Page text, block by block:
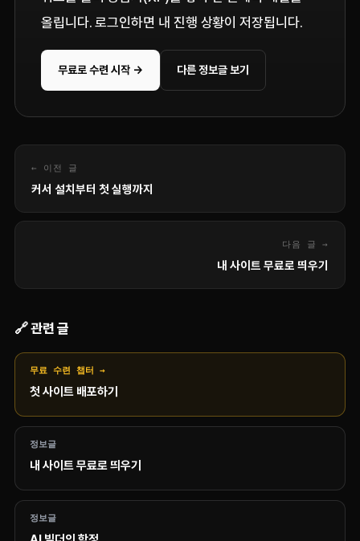
올립니다. 로그인하면 내 진행 상황이 저장됩니다.
무료로 수련 시작 → 다른 정보글 보기
← 이전 글
커서 설치부터 첫 실행까지
다음 글 →
내 사이트 무료로 띄우기
🔗 관련 글
무료 수련 챕터 →
첫 사이트 배포하기
정보글
내 사이트 무료로 띄우기
정보글